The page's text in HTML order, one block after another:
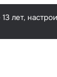
лет,